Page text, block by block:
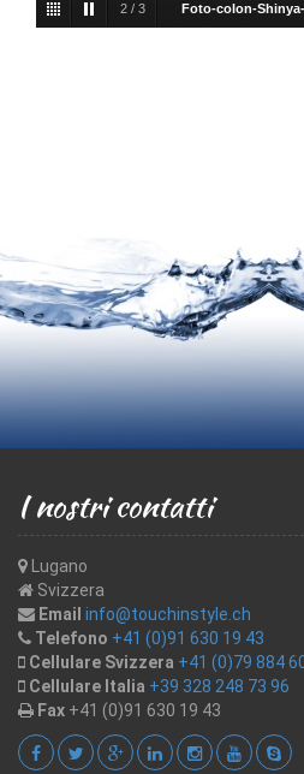
2 / 3 Foto-colon-
I nostri contatti
Lugano
Svizzera
Email info@touchinstyle.ch
Telefono +41 (0)91 630 19 43
Cellulare Svizzera +41 (0)79 884
Cellulare Italia +39 328 248 73 96
Fax +41 (0)91 630 19 43